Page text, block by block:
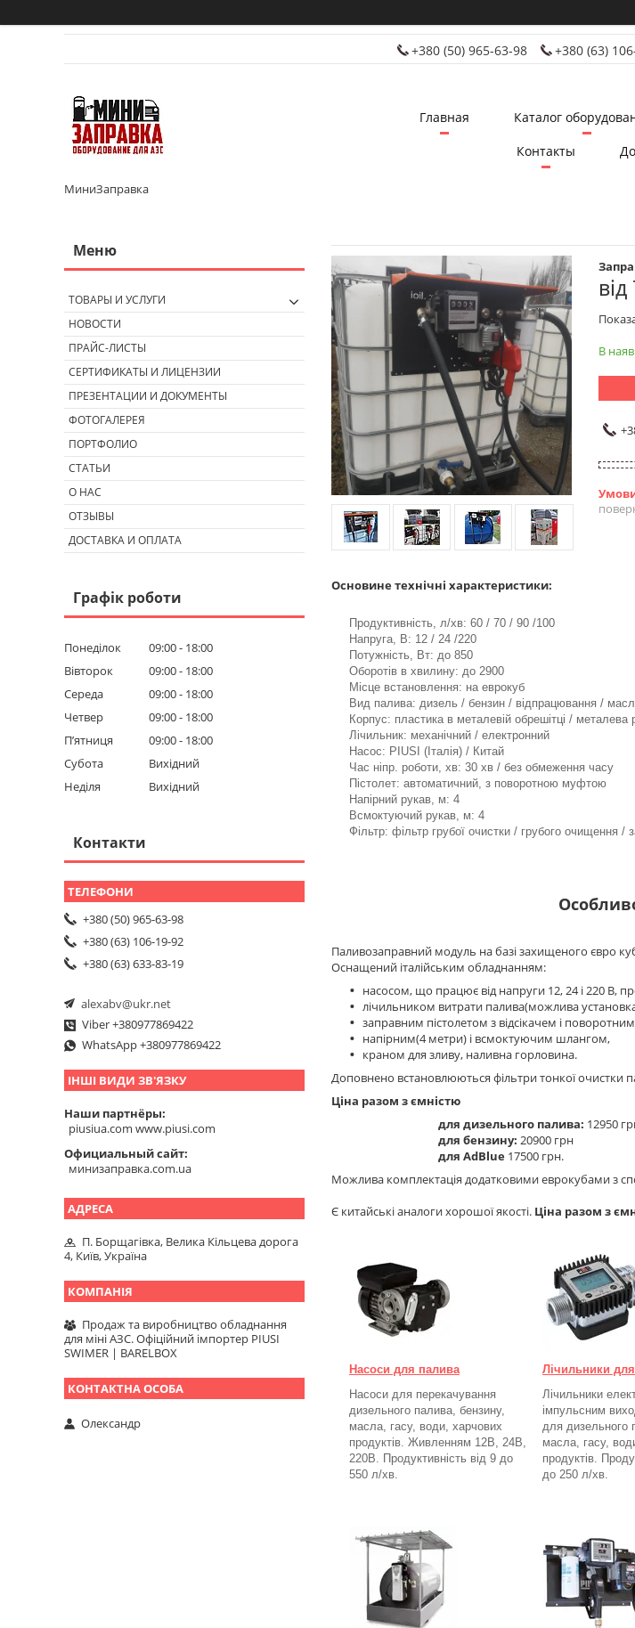
+380 (50) 965-63-98 +380 (63)
МиниЗаправка
Главная Каталог
Контакты
від
В
Основине технічні характеристики:
Продуктивність, л/хв: 60 / 70 / 90 /100
Напруга, В: 12 / 24 /220
Потужність, Вт: до 850
Оборотів в хвилину: до 2900
Місце встановлення: на еврокуб
Вид палива: дизель / бензин / відпрацювання /
Корпус: пластика в металевій обрешітці / металева
Лічильник: механічний / електронний
Насос: PIUSI (Італія) / Китай
Час ніпр. роботи, хв: 30 хв / без обмеження часу
Пістолет: автоматичний, з поворотною муфтою
Напірний рукав, м: 4
Всмоктуючий рукав, м: 4
Фільтр: фільтр грубої очистки / грубого очищення /
Паливозаправний модуль на базі захищеного євро
Оснащений італійським обладнанням:
насосом, що працює від напруги 12, 24 і 220 В,
лічильником витрати палива(можлива
заправним пістолетом з відсікачем і
напірним(4 метри) і всмоктуючим шлангом,
краном для зливу, наливна горловина.
Доповнено встановлюються фільтри тонкої очистки
Ціна разом з ємністю
для дизельного палива: 12950
для бензину: 20900 грн
для AdBlue 17500 грн.
Можлива комплектація додатковими еврокубами з
Є китайські аналоги хорошої якості. Ціна разом з
Насоси для палива
Насоси для перекачування
дизельного палива, бензину,
масла, гасу, води, харчових
продуктів. Живленням 12В, 24В,
220В. Продуктивність від 9 до
550 л/хв.
Лічильники
Лічильники
імпульсним
для дизельного
масла, гасу,
продуктів.
до 250 л/хв.
ТОВАРЫ И УСЛУГИ
НОВОСТИ
ПРАЙС-ЛИСТЫ
СЕРТИФИКАТЫ И ЛИЦЕНЗИИ
ПРЕЗЕНТАЦИИ И ДОКУМЕНТЫ
ФОТОГАЛЕРЕЯ
ПОРТФОЛИО
СТАТЬИ
О НАС
ОТЗЫВЫ
ДОСТАВКА И ОПЛАТА
Графік роботи
Понеділок 09:00
18:00
Вівторок
09:00
18:00
Середа
09:00
18:00
Четвер
09:00
18:00
Пʼятниця
09:00
18:00
Субота
Вихідний
Неділя
Вихідний
Контакти
+380 (50) 965-63-98
+380 (63) 106-19-92
+380 (63) 633-83-19
alexabv@ukr.net
Viber +380977869422
WhatsApp +380977869422
ІНШІ ВИДИ ЗВ'ЯЗКУ
Наши партнёры
piusiua.com www.piusi.com
Официальный сайт
минизаправка.com.ua
П. Борщагівка, Велика Кільцева дорога
4, Київ, Україна
Продаж та виробництво обладнання
для міні АЗС. Офіційний імпортер PIUSI
SWIMER | BARELBOX
Олександр